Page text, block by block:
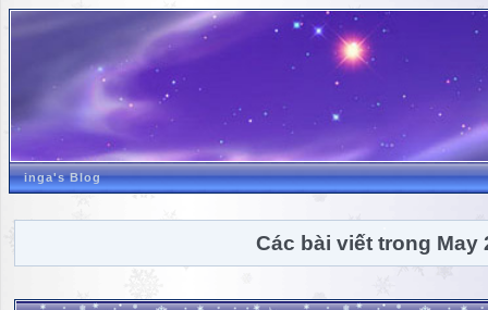
inga's Blog
Các bài viết trong May